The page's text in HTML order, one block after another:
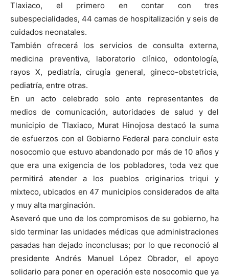
Tlaxiaco, el primero en contar con tres
subespecialidades, 44 camas de hospitalización y seis de
cuidados neonatales.
También ofrecerá los servicios de consulta externa,
medicina preventiva, laboratorio clínico, odontología,
rayos X, pediatría, cirugía general, gineco-obstetricia,
pediatría, entre otras.
En un acto celebrado solo ante representantes de
medios de comunicación, autoridades de salud y del
municipio de Tlaxiaco, Murat Hinojosa destacó la suma
de esfuerzos con el Gobierno Federal para concluir este
nosocomio que estuvo abandonado por más de 10 años y
que era una exigencia de los pobladores, toda vez que
permitirá atender a los pueblos originarios triqui y
mixteco, ubicados en 47 municipios considerados de alta
y muy alta marginación.
Aseveró que uno de los compromisos de su gobierno, ha
sido terminar las unidades médicas que administraciones
pasadas han dejado inconclusas; por lo que reconoció al
presidente Andrés Manuel López Obrador, el apoyo
solidario para poner en operación este nosocomio que ya